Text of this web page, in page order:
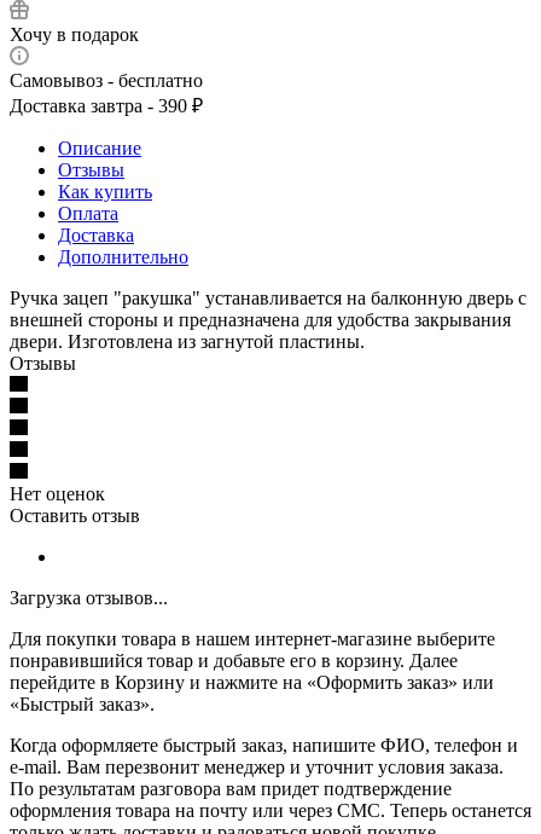
Хочу в подарок
Самовывоз - бесплатно
Доставка завтра - 390 ₽
Описание
Отзывы
Как купить
Оплата
Доставка
Дополнительно
Ручка зацеп "ракушка" устанавливается на балконную дверь с
внешней стороны и предназначена для удобства закрывания
двери. Изготовлена из загнутой пластины.
Отзывы
Нет оценок
Оставить отзыв
Загрузка отзывов...
Для покупки товара в нашем интернет-магазине выберите
понравившийся товар и добавьте его в корзину. Далее
перейдите в Корзину и нажмите на «Оформить заказ» или
«Быстрый заказ».
Когда оформляете быстрый заказ, напишите ФИО, телефон и
e-mail. Вам перезвонит менеджер и уточнит условия заказа.
По результатам разговора вам придет подтверждение
оформления товара на почту или через СМС. Теперь останется